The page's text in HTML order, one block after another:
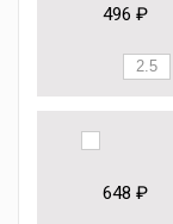
496 ₽
648 ₽